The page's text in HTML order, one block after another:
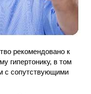
рекомендовано к
гипертонику, в том
с сопутствующими